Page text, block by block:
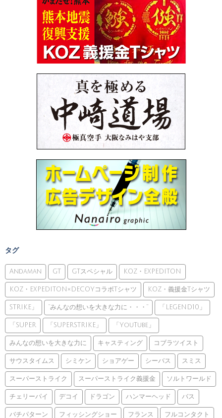
タグ
Andaman GT GTスペシャル KOZ・EXPEDITON
KOZ・EXPEDITON×DECOYコラボTシャツ KOZ・義援金Tシャツ
STRIKE」 ”みんなの想いを大きな力に・・・” 「LEGEND10」
「SUPER 「SUPERSTRIKE」 「YouTube」
みんなの想いを大きな力に キャスティング コブラツイスト
サウスタイムス シミケン ショアゲー シーバス スミス
スーパーストライク スーパーストライク義援金 ソルトワールド
チェリーパイ デコイ ドラゴン ハンマーヘッド バス
バチパターン フィッシングショー フランス フルコンタクト